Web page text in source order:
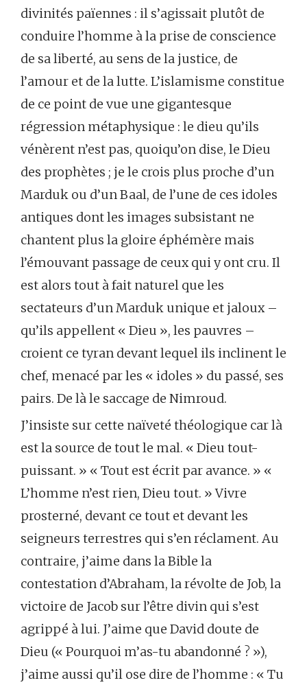
divinités païennes : il s’agissait plutôt de
conduire l’homme à la prise de conscience
de sa liberté, au sens de la justice, de
l’amour et de la lutte. L’islamisme constitue
de ce point de vue une gigantesque
régression métaphysique : le dieu qu’ils
vénèrent n’est pas, quoiqu’on dise, le Dieu
des prophètes ; je le crois plus proche d’un
Marduk ou d’un Baal, de l’une de ces idoles
antiques dont les images subsistant ne
chantent plus la gloire éphémère mais
l’émouvant passage de ceux qui y ont cru. Il
est alors tout à fait naturel que les
sectateurs d’un Marduk unique et jaloux –
qu’ils appellent « Dieu », les pauvres –
croient ce tyran devant lequel ils inclinent le
chef, menacé par les « idoles » du passé, ses
pairs. De là le saccage de Nimroud.
J’insiste sur cette naïveté théologique car là
est la source de tout le mal. « Dieu tout-
puissant. » « Tout est écrit par avance. » «
L’homme n’est rien, Dieu tout. » Vivre
prosterné, devant ce tout et devant les
seigneurs terrestres qui s’en réclament. Au
contraire, j’aime dans la Bible la
contestation d’Abraham, la révolte de Job, la
victoire de Jacob sur l’être divin qui s’est
agrippé à lui. J’aime que David doute de
Dieu (« Pourquoi m’as-tu abandonné ? »),
j’aime aussi qu’il ose dire de l’homme : « Tu